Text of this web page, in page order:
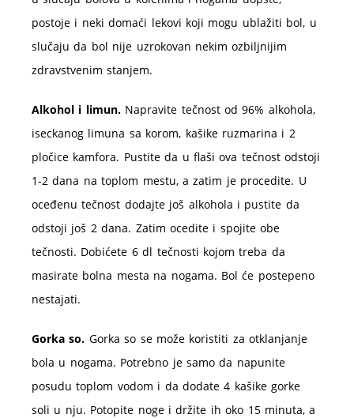
postoje i neki domaći lekovi koji mogu ublažiti bol, u
slučaju da bol nije uzrokovan nekim ozbiljnijim
zdravstvenim stanjem.
Alkohol i limun.Napravite tečnost od 96% alkohola,
iseckanog limuna sa korom, kašike ruzmarina i 2
pločice kamfora. Pustite da u flaši ova tečnost odstoji
1-2 dana na toplom mestu, a zatim je procedite. U
oceđenu tečnost dodajte još alkohola i pustite da
odstoji još 2 dana. Zatim ocedite i spojite obe
tečnosti. Dobićete 6 dl tečnosti kojom treba da
masirate bolna mesta na nogama. Bol će postepeno
nestajati.
Gorka so. Gorka so se može koristiti za otklanjanje
bola u nogama. Potrebno je samo da napunite
posudu toplom vodom i da dodate 4 kašike gorke
soli u nju. Potopite noge i držite ih oko 15 minuta, a